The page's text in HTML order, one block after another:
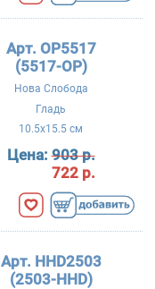
Арт. OP5517
(5517-OP)
Нова Слобода
Гладь
10.5x15.5 см
Цена:903 р.
722 р.
Арт. HHD2503
(2503-HHD)